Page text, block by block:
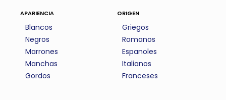
apariencia
Blancos
Negros
Marrones
Manchas
Gordos
origen
Griegos
Romanos
Espanoles
Italianos
Franceses